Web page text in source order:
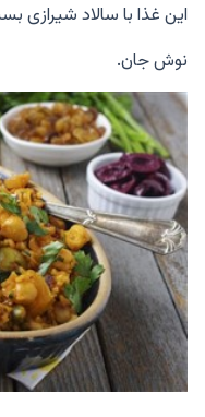
این غذا با سالاد شیرازی
نوش جان.